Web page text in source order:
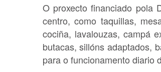
O proxecto financiado pola
centro, como taquillas,
cociña, lavalouzas, campá
butacas, sillóns adaptados,
para o funcionamento diario